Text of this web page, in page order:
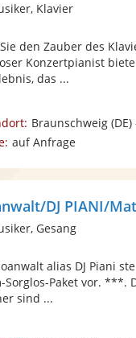
Klavier
den Zauber des
Konzertpianist
das ...
Braunschweig(DE)
auf Anfrage
DJ PIANI/
Gesang
alias DJ Piani
Sorglos-Paket vor. ***.
sind ...